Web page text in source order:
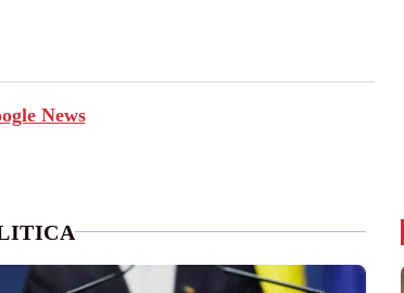
News